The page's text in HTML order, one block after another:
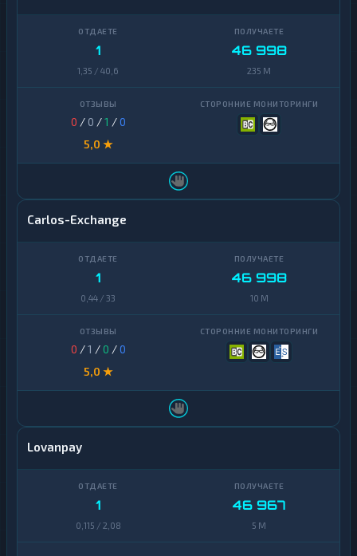
1
1,35 / 40,6
46 998
235 M
0 / 0 /1 /0
5,0 ★
Carlos-Exchange
1
0,44 / 33
46 998
10 M
0 /1 /0 /0
5,0 ★
Lovanpay
1
0,115 / 2,08
46 967
5 M